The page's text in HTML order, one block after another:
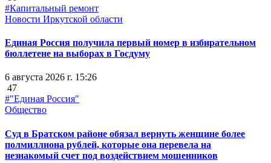
#Капитальный ремонт
Новости Иркутской области
Единая Россия получила первый номер в избирательном
бюллетене на выборах в Госдуму
6 августа 2026 г. 15:26
47
#"Единая Россия"
Общество
Суд в Братском районе обязал вернуть женщине более
полмиллиона рублей, которые она перевела на
незнакомый счет под воздействием мошенников